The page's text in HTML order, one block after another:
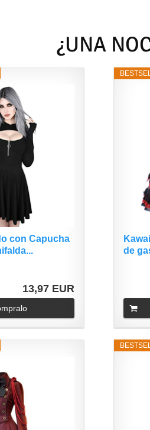
¿UNA
con Capucha
13,97 EUR
de